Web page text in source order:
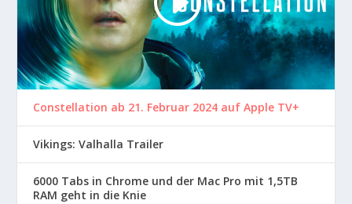
Constellation ab 21. Februar 2024 auf Apple TV+
Vikings: Valhalla Trailer
6000 Tabs in Chrome und der Mac Pro mit 1,5TB
RAM geht in die Knie